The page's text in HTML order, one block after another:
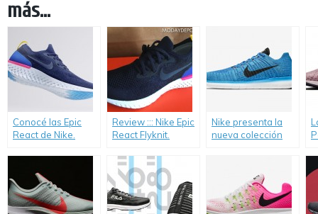
más...
Conocé las Epic
React de Nike.
Review ::: Nike Epic
React Flyknit.
Nike presenta la
nueva colección